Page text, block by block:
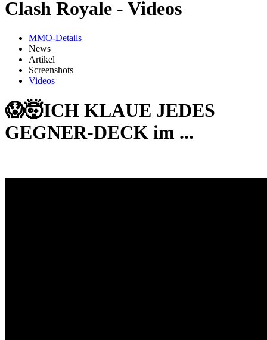
Clash Royale - Videos
MMO-Details
News
Artikel
Screenshots
Videos
😱🤯ICH KLAUE JEDES
GEGNER-DECK im ...